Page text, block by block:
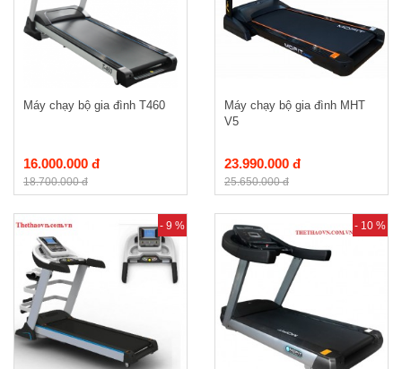
Máy chạy bộ gia đình T460
16.000.000 đ
18.700.000 đ
Máy chạy bộ gia đình MHT
V5
23.990.000 đ
25.650.000 đ
- 9 % - 10 %